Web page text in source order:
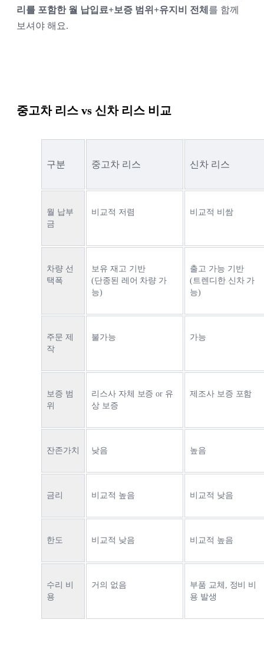
리를 포함한 월 납입료+보증 범위+유지비 전체 를 함께
보셔야 해요.
중고차 리스 vs 신차 리스 비교
구분 중고차 리스 신차 리스
월 납부
금
비교적 저렴 비교적 비쌈
차량 선
택폭
보유 재고 기반
(단종된 레어 차량 가
능)
출고 가능 기반
(트렌디한 신차 가
능)
주문 제
작
불가능 가능
보증 범
위
리스사 자체 보증 or 유
상 보증
제조사 보증 포함
잔존가치 낮음 높음
금리 비교적 높음 비교적 낮음
한도 비교적 낮음 비교적 높음
수리 비
용
거의 없음
부품 교체, 정비 비
용 발생